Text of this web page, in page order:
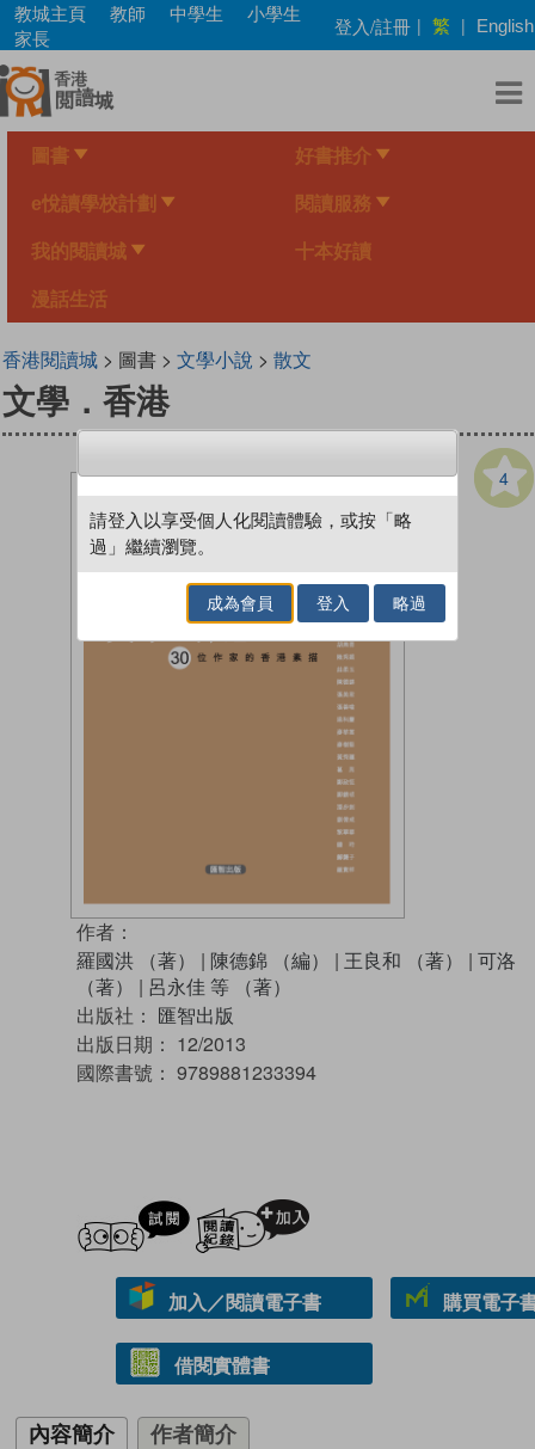
Skip
main
content
教城主頁 教師 中學生
小學生
家長
登入/註冊 | 繁 | English
圖書 好書推介
e悅讀學校計劃 閱讀服務
我的閱讀城 十本好讀
漫話生活
香港閱讀城> 圖書 > 文學小說 > 散文
文學．香港
4
作者：
羅國洪 （著）
| 陳德錦 （編） | 王良和 （著） | 可洛
（著）
| 呂永佳 等 （著）
出版社： 匯智出版
出版日期： 12/2013
國際書號： 9789881233394
試閲
加入／閱讀電子書 購買電子
借閱實體書
內容簡介 作者簡介
請登入以享受個人化閱讀體驗，或按「略
過」繼續瀏覽。
成為會員 登入 略過